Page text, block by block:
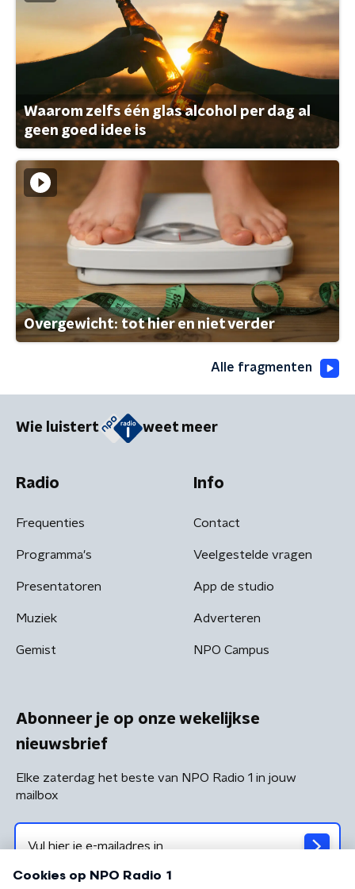
Waarom zelfs één glas alcohol per dag al
geen goed idee is
Overgewicht: tot hier en niet verder
Alle fragmenten
Wie luistert weet meer
Radio
Frequenties
Programma's
Presentatoren
Muziek
Gemist
Info
Contact
Veelgestelde vragen
App de studio
Adverteren
NPO Campus
Abonneer je op onze wekelijkse
nieuwsbrief
Elke zaterdag het beste van NPO Radio 1 in jouw
mailbox